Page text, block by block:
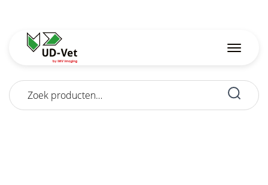
Zoeken
naar: